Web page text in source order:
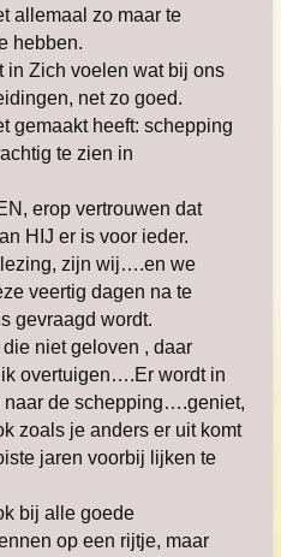
allemaal zo maar te
hebben.
in Zich voelen wat bij ons
net zo goed.
gemaakt heeft: schepping
te zien in
erop vertrouwen dat
HIJ er is voor ieder.
lezing, zijn wij….en we
veertig dagen na te
gevraagd wordt.
niet geloven , daar
overtuigen….Er wordt in
de schepping….geniet,
zoals je anders er uit komt
jaren voorbij lijken te
bij alle goede
op een rijtje, maar